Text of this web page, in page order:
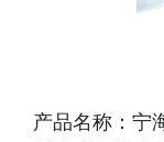
产品名称：宁